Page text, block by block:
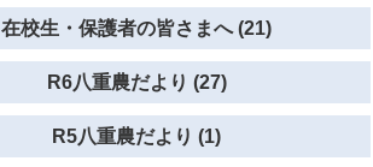
在校生・保護者の皆さまへ (21)
R6八重農だより (27)
R5八重農だより (1)